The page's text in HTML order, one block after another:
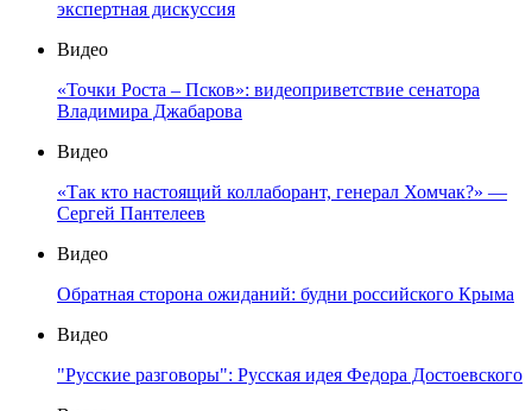
экспертная дискуссия
Видео
«Точки Роста – Псков»: видеоприветствие сенатора
Владимира Джабарова
Видео
«Так кто настоящий коллаборант, генерал Хомчак?» —
Сергей Пантелеев
Видео
Обратная сторона ожиданий: будни российского Крыма
Видео
"Русские разговоры": Русская идея Федора Достоевского